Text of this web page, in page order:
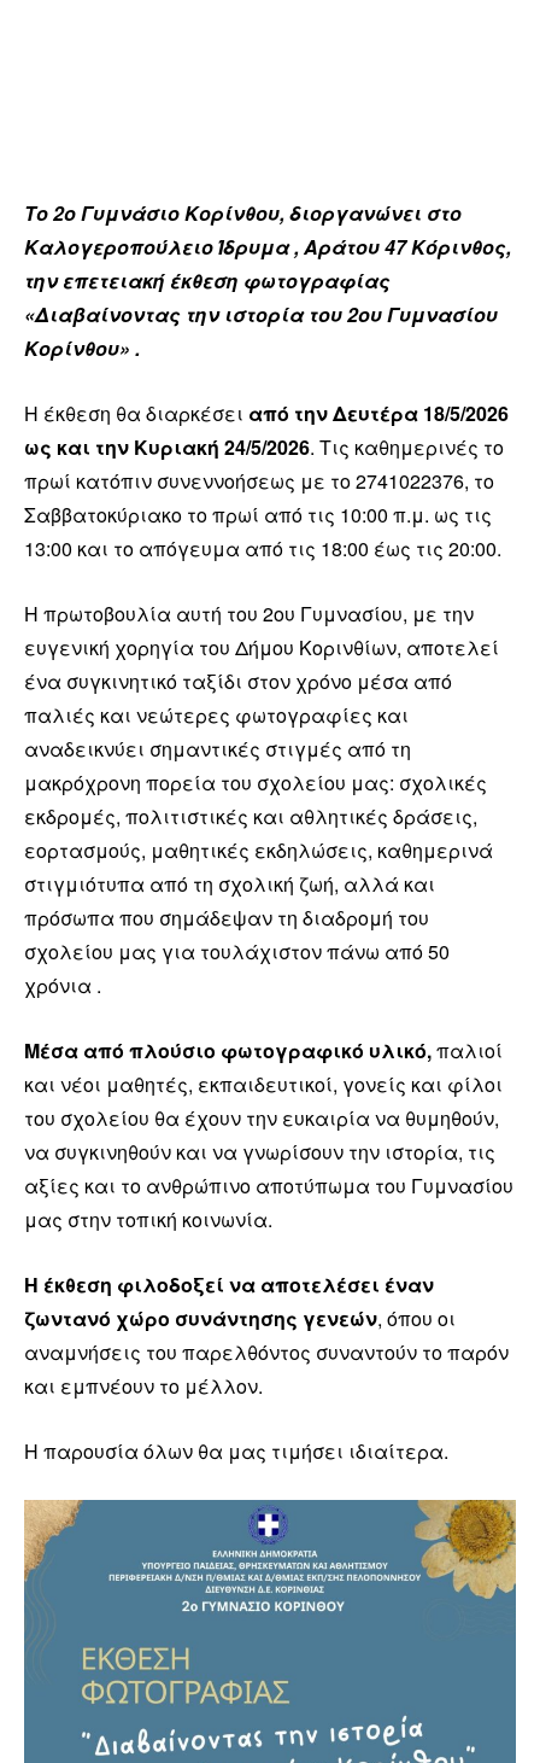
Το 2ο Γυμνάσιο Κορίνθου, διοργανώνει στο
Καλογεροπούλειο Ίδρυμα , Αράτου 47 Κόρινθος,
την επετειακή έκθεση φωτογραφίας
«Διαβαίνοντας την ιστορία του 2ου Γυμνασίου
Κορίνθου» .
Η έκθεση θα διαρκέσει από την Δευτέρα 18/5/2026
ως και την Κυριακή 24/5/2026. Τις καθημερινές το
πρωί κατόπιν συνεννοήσεως με το 2741022376, το
Σαββατοκύριακο το πρωί από τις 10:00 π.μ. ως τις
13:00 και το απόγευμα από τις 18:00 έως τις 20:00.
Η πρωτοβουλία αυτή του 2ου Γυμνασίου, με την
ευγενική χορηγία του Δήμου Κορινθίων, αποτελεί
ένα συγκινητικό ταξίδι στον χρόνο μέσα από
παλιές και νεώτερες φωτογραφίες και
αναδεικνύει σημαντικές στιγμές από τη
μακρόχρονη πορεία του σχολείου μας: σχολικές
εκδρομές, πολιτιστικές και αθλητικές δράσεις,
εορτασμούς, μαθητικές εκδηλώσεις, καθημερινά
στιγμιότυπα από τη σχολική ζωή, αλλά και
πρόσωπα που σημάδεψαν τη διαδρομή του
σχολείου μας για τουλάχιστον πάνω από 50
χρόνια .
Μέσα από πλούσιο φωτογραφικό υλικό,παλιοί
και νέοι μαθητές, εκπαιδευτικοί, γονείς και φίλοι
του σχολείου θα έχουν την ευκαιρία να θυμηθούν,
να συγκινηθούν και να γνωρίσουν την ιστορία, τις
αξίες και το ανθρώπινο αποτύπωμα του Γυμνασίου
μας στην τοπική κοινωνία.
Η έκθεση φιλοδοξεί να αποτελέσει έναν
ζωντανό χώρο συνάντησης γενεών, όπου οι
αναμνήσεις του παρελθόντος συναντούν το παρόν
και εμπνέουν το μέλλον.
Η παρουσία όλων θα μας τιμήσει ιδιαίτερα.